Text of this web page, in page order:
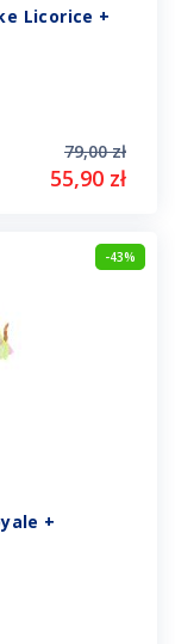
Licorice +
79,00 zł
55,90 zł
-43%
+